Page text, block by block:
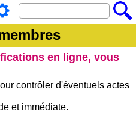
en ligne, vous
contrôler d'éventuels actes
et immédiate.